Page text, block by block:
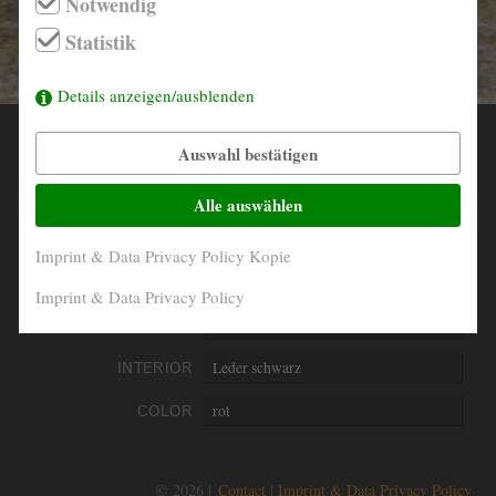
YEAR 1966
135.754 Km original
INTERIOR Leder schwarz
COLOR rot
© 2026 | Contact Imprint & Data Privacy Policy
Statistik
Details anzeigen/ausblenden
Auswahl bestätigen
Alle auswählen
Imprint & Data Privacy Policy Kopie
Imprint & Data Privacy Policy